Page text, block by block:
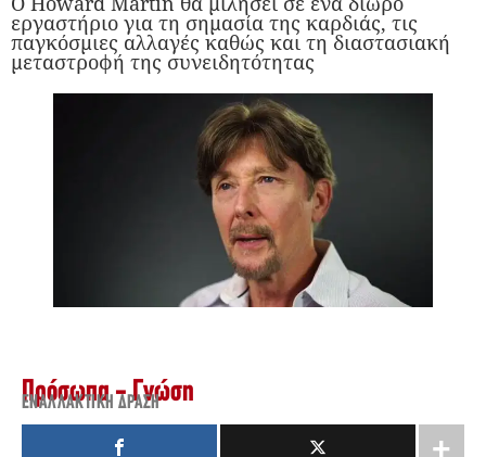
εργαστήριο για τη σημασία της καρδιάς, τις
παγκόσμιες αλλαγές καθώς και τη διαστασιακή
μεταστροφή της συνειδητότητας
Πρόσωπα - Γνώση
ΕΝΑΛΛΑΚΤΙΚΉ ΔΡΆΣΗ